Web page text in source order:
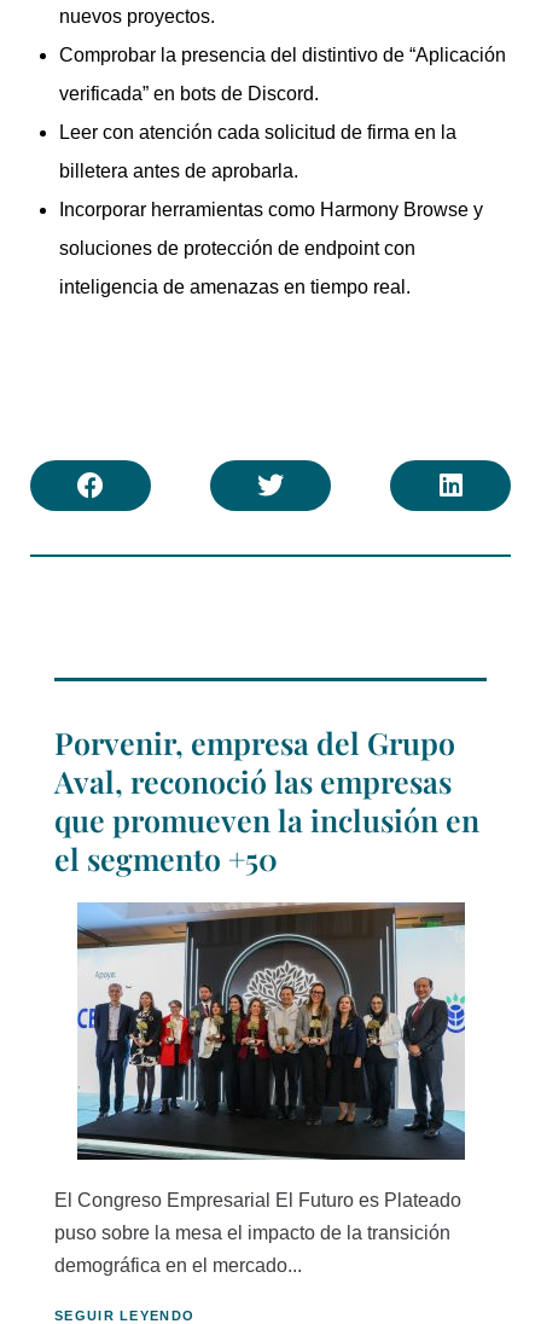
nuevos proyectos.
Comprobar la presencia del distintivo de “Aplicación
verificada” en bots de Discord.
Leer con atención cada solicitud de firma en la
billetera antes de aprobarla.
Incorporar herramientas como Harmony Browse y
soluciones de protección de endpoint con
inteligencia de amenazas en tiempo real.
Porvenir, empresa del Grupo
Aval, reconoció las empresas
que promueven la inclusión en
el segmento +50
El Congreso Empresarial El Futuro es Plateado
puso sobre la mesa el impacto de la transición
demográfica en el mercado...
SEGUIR LEYENDO